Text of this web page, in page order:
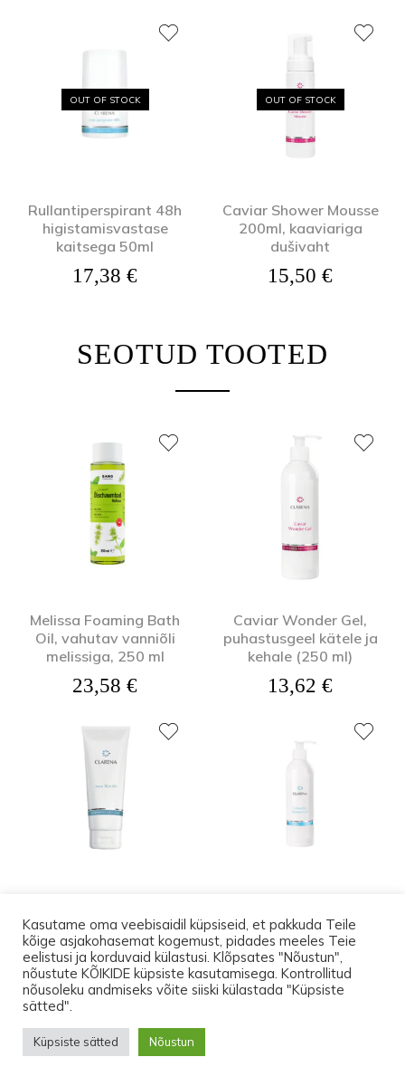
Kuni 17.augustini on transport Eesti-siseselt
pakiautomaati TASUTA. Ostes tooteid vähemalt
150 euro eest, leiad pakist üllatuse.
OUT OF STOCK
Rullantiperspirant 48h
higistamisvastase
kaitsega 50ml
17,38 €
OUT OF STOCK
Caviar Shower Mousse
200ml, kaaviariga
dušivaht
15,50 €
SEOTUD TOOTED
Melissa Foaming Bath
Oil, vahutav vanniõli
melissiga, 250 ml
23,58 €
Caviar Wonder Gel,
puhastusgeel kätele ja
kehale (250 ml)
13,62 €
armide vähendamiseks
Profitoode
250ml, dušigeel
15,50€
© 2026 Lootos Ettevõtted OÜ. Tallinn PODOPHARM® Kõik õigused
on kaitstud.
Kasutame oma veebisaidil küpsiseid, et pakkuda Teile
kõige asjakohasemat kogemust, pidades meeles Teie
eelistusi ja korduvaid külastusi. Klõpsates "Nõustun",
nõustute KÕIKIDE küpsiste kasutamisega. Kontrollitud
nõusoleku andmiseks võite siiski külastada "Küpsiste
sätted".
Küpsiste sätted Nõustun